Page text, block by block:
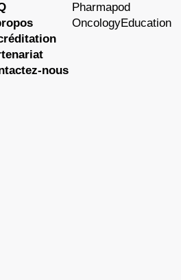
nous
Pharmapod
OncologyEducation